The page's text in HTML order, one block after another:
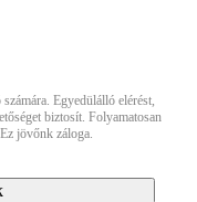
Egyedülálló elérést,
biztosít. Folyamatosan
jövőnk záloga.